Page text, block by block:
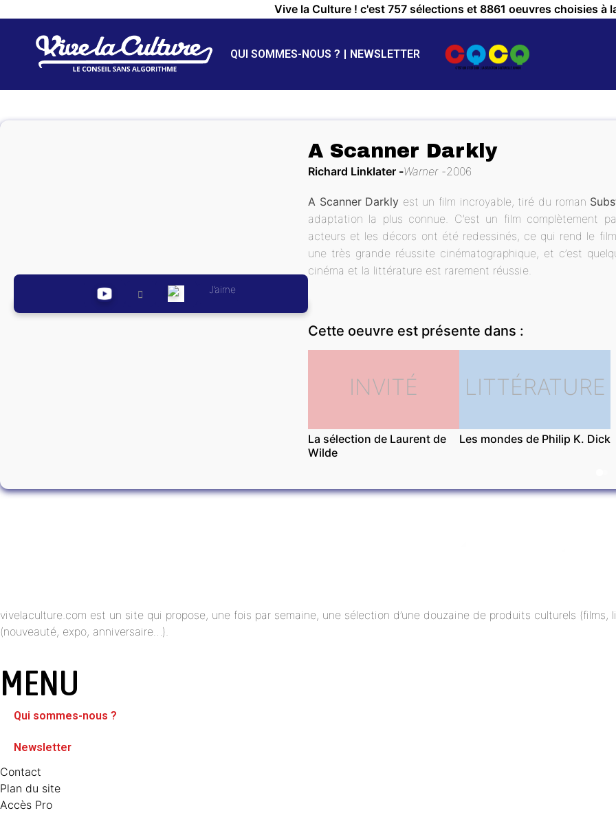
Vive la Culture ! c'est 757 sélections et 8861 oeuvres choisies à
QUI SOMMES-NOUS ? NEWSLETTER
J’aime
A Scanner Darkly
Richard Linklater Warner 2006
A Scanner Darkly est un film incroyable, tiré du roman
adaptation la plus connue. C’est un film complètement
acteurs et les décors ont été redessinés, ce qui rend le
une très grande réussite cinématographique, et c’est
cinéma et la littérature est rarement réussie.
Cette oeuvre est présente dans :
INVITÉ
La sélection de Laurent de
Wilde
LITTÉRATURE
Les mondes de Philip K. Dick
vivelaculture.com est un site qui propose, une fois par semaine, une sélection d’une douzaine de produits culturels (films,
(nouveauté, expo, anniversaire…).
MENU
Qui sommes-nous ?
Newsletter
Contact
Plan du site
Accès Pro